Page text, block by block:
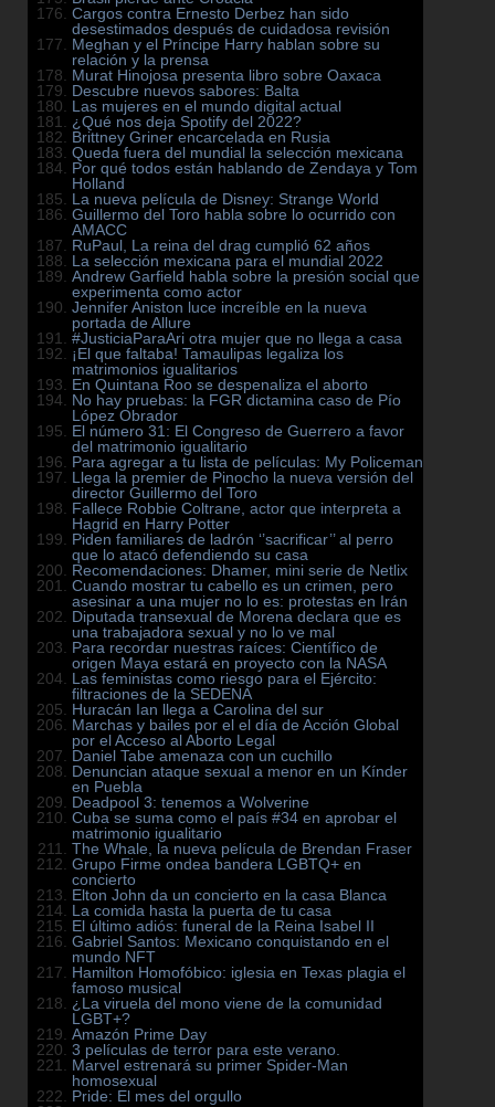
Cargos contra Ernesto Derbez han sido
desestimados después de cuidadosa revisión
Meghan y el Príncipe Harry hablan sobre su
relación y la prensa
Murat Hinojosa presenta libro sobre Oaxaca
Descubre nuevos sabores: Balta
Las mujeres en el mundo digital actual
¿Qué nos deja Spotify del 2022?
Brittney Griner encarcelada en Rusia
Queda fuera del mundial la selección mexicana
Por qué todos están hablando de Zendaya y Tom
Holland
La nueva película de Disney: Strange World
Guillermo del Toro habla sobre lo ocurrido con
AMACC
RuPaul, La reina del drag cumplió 62 años
La selección mexicana para el mundial 2022
Andrew Garfield habla sobre la presión social que
experimenta como actor
Jennifer Aniston luce increíble en la nueva
portada de Allure
#JusticiaParaAri otra mujer que no llega a casa
¡El que faltaba! Tamaulipas legaliza los
matrimonios igualitarios
En Quintana Roo se despenaliza el aborto
No hay pruebas: la FGR dictamina caso de Pío
López Obrador
El número 31: El Congreso de Guerrero a favor
del matrimonio igualitario
Para agregar a tu lista de películas: My Policeman
Llega la premier de Pinocho la nueva versión del
director Guillermo del Toro
Fallece Robbie Coltrane, actor que interpreta a
Hagrid en Harry Potter
Piden familiares de ladrón ‘’sacrificar’’ al perro
que lo atacó defendiendo su casa
Recomendaciones: Dhamer, mini serie de Netlix
Cuando mostrar tu cabello es un crimen, pero
asesinar a una mujer no lo es: protestas en Irán
Diputada transexual de Morena declara que es
una trabajadora sexual y no lo ve mal
Para recordar nuestras raíces: Científico de
origen Maya estará en proyecto con la NASA
Las feministas como riesgo para el Ejército:
filtraciones de la SEDENA
Huracán Ian llega a Carolina del sur
Marchas y bailes por el el día de Acción Global
por el Acceso al Aborto Legal
Daniel Tabe amenaza con un cuchillo
Denuncian ataque sexual a menor en un Kínder
en Puebla
Deadpool 3: tenemos a Wolverine
Cuba se suma como el país #34 en aprobar el
matrimonio igualitario
The Whale, la nueva película de Brendan Fraser
Grupo Firme ondea bandera LGBTQ+ en
concierto
Elton John da un concierto en la casa Blanca
La comida hasta la puerta de tu casa
El último adiós: funeral de la Reina Isabel II
Gabriel Santos: Mexicano conquistando en el
mundo NFT
Hamilton Homofóbico: iglesia en Texas plagia el
famoso musical
¿La viruela del mono viene de la comunidad
LGBT+?
Amazón Prime Day
3 películas de terror para este verano.
Marvel estrenará su primer Spider-Man
homosexual
Pride: El mes del orgullo